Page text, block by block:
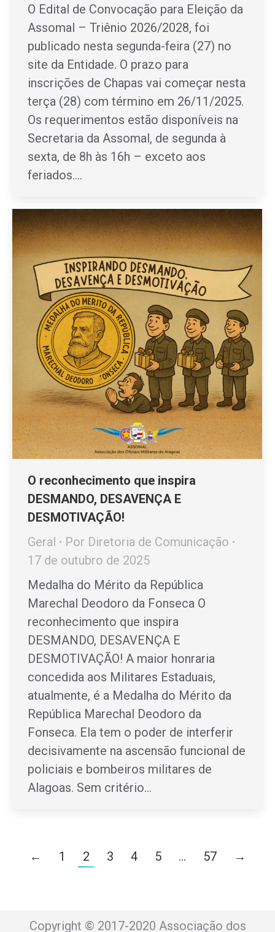
O Edital de Convocação para Eleição da
Assomal – Triênio 2026/2028, foi
publicado nesta segunda-feira (27) no
site da Entidade. O prazo para
inscrições de Chapas vai começar nesta
terça (28) com término em 26/11/2025.
Os requerimentos estão disponíveis na
Secretaria da Assomal, de segunda à
sexta, de 8h às 16h – exceto aos
feriados.…
O reconhecimento que inspira
DESMANDO, DESAVENÇA E
DESMOTIVAÇÃO!
Geral
Por Diretoria de Comunicação
17 de outubro de 2025
Medalha do Mérito da República
Marechal Deodoro da Fonseca O
reconhecimento que inspira
DESMANDO, DESAVENÇA E
DESMOTIVAÇÃO! A maior honraria
concedida aos Militares Estaduais,
atualmente, é a Medalha do Mérito da
República Marechal Deodoro da
Fonseca. Ela tem o poder de interferir
decisivamente na ascensão funcional de
policiais e bombeiros militares de
Alagoas. Sem critério…
← 1 2 3 4 5 … 57 →
Copyright © 2017-2020 Associação dos